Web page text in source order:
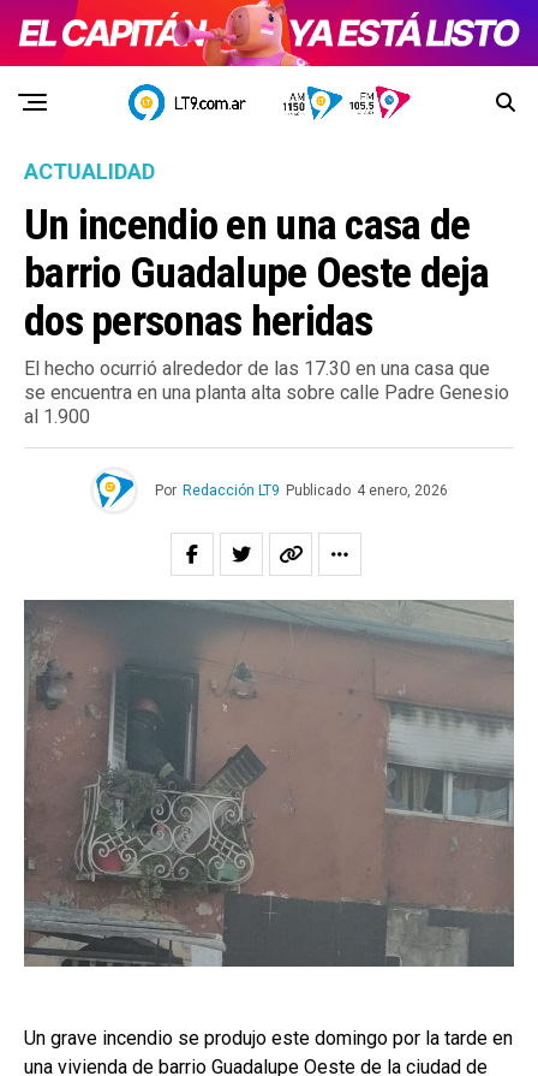
ACTUALIDAD
Un incendio en una casa de
barrio Guadalupe Oeste deja
dos personas heridas
El hecho ocurrió alrededor de las 17.30 en una casa que
se encuentra en una planta alta sobre calle Padre Genesio
al 1.900
Por Redacción LT9 Publicado 4 enero, 2026
Un grave incendio se produjo este domingo por la tarde en
una vivienda de barrio Guadalupe Oeste de la ciudad de